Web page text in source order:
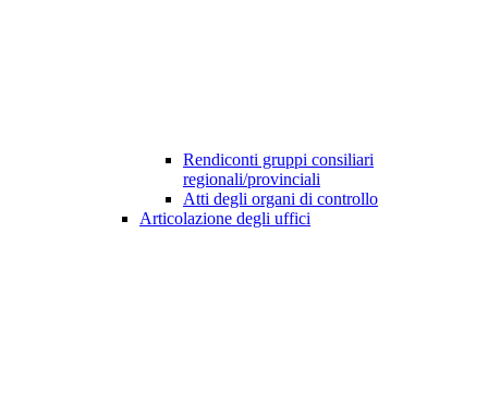
Rendiconti gruppi consiliari
regionali/provinciali
Atti degli organi di controllo
Articolazione degli uffici